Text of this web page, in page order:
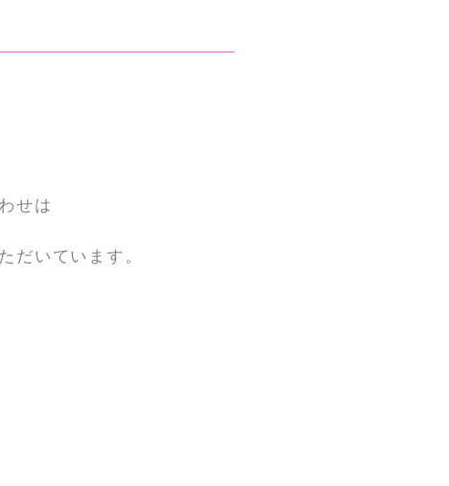
せは
だいています。